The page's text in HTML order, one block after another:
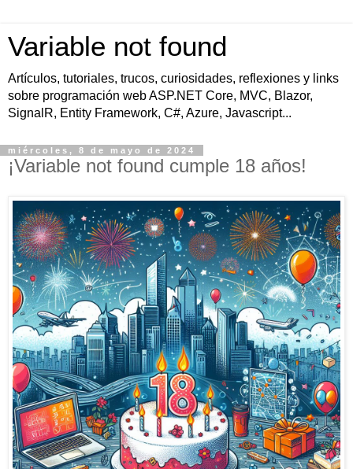
Variable not found
Artículos, tutoriales, trucos, curiosidades, reflexiones y links
sobre programación web ASP.NET Core, MVC, Blazor,
SignalR, Entity Framework, C#, Azure, Javascript...
miércoles, 8 de mayo de 2024
¡Variable not found cumple 18 años!